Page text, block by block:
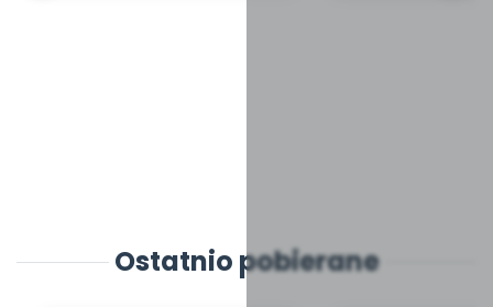
Ostatnio pobierane